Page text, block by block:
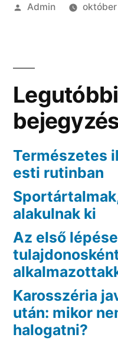
Szerző:
Admin október
Legutóbbi
Természetes
esti rutinban
alakulnak ki
Az első
Karosszéria
után: mikor
halogatni?